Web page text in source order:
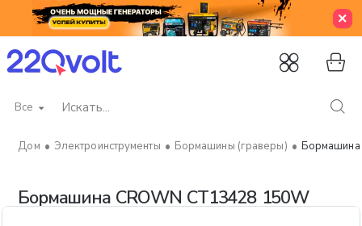
Все
Искать...
Бормашина CROWN CT13428 150W
Электроинструменты Бормашины (граверы) Бормашина